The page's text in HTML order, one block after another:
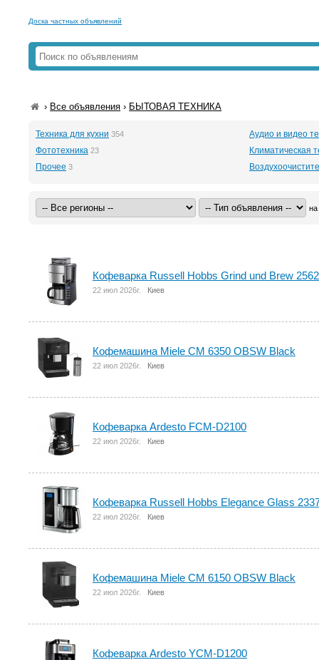
Доска частных объявлений
› Все объявления › БЫТОВАЯ ТЕХНИКА
Техника для кухни 354
Аудио и видео
Фототехника 23
Климатическая
Прочее 3
на
Кофеварка Russell Hobbs Grind und Brew
22 июл 2026г. Киев
Кофемашина Miele CM 6350 OBSW Black
22 июл 2026г. Киев
Кофеварка Ardesto FCM-D2100
22 июл 2026г. Киев
Кофеварка Russell Hobbs Elegance Glass
22 июл 2026г. Киев
Кофемашина Miele CM 6150 OBSW Black
22 июл 2026г. Киев
Кофеварка Ardesto YCM-D1200